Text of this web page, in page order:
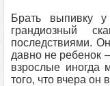
Брать выпивку
грандиозный
последствиями.
давно не ребенок
взрослые иногда
того, что вчера он